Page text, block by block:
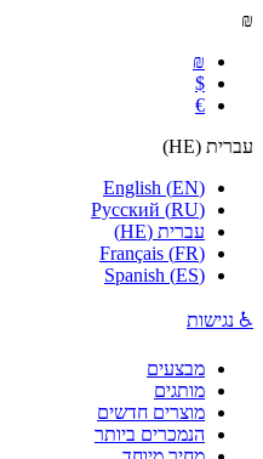
₪
₪
$
€
עברית (
HE
)
English (EN)
Русский (RU)
עברית (
HE
)
Français (FR)
Spanish (ES)
♿ נגישות
מבצעים
מותגים
מוצרים חדשים
הנמכרים ביותר